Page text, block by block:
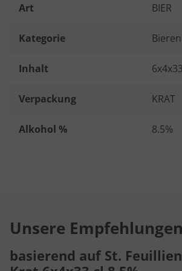
Art BIER
Kategorie
Inhalt
Verpackung KRAT
Alkohol % 8.5%
Unsere Empfehlungen
basierend auf St.